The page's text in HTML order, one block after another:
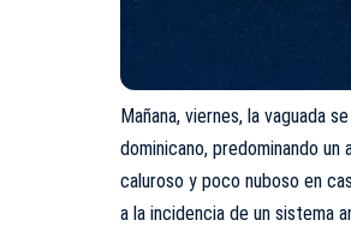
Mañana, viernes, la vaguada
dominicano, predominando un
caluroso y poco nuboso en
a la incidencia de un sistema